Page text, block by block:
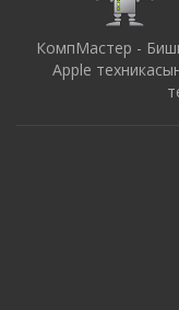
КомпМастер -
Apple